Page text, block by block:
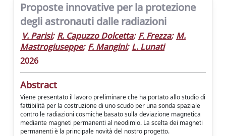
Proposte innovative per la protezione
degli astronauti dalle radiazioni
V. Parisi; R. Capuzzo Dolcetta; F. Frezza; M.
Mastrogiuseppe; F. Mangini; L. Lunati
2026
Abstract
Viene presentato il lavoro preliminare che ha portato allo studio di
fattibilità per la costruzione di uno scudo per una sonda spaziale
contro le radiazioni cosmiche basato sulla deviazione magnetica
mediante magneti permanenti al neodimio. La scelta dei magneti
permanenti è la principale novità del nostro progetto.